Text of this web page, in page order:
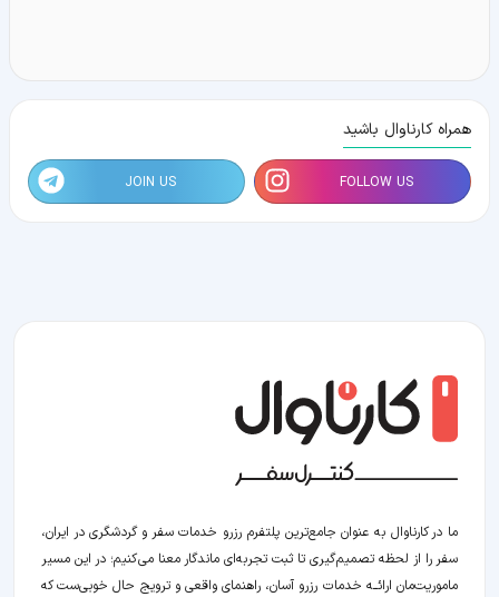
همراه کارناوال باشید
FOLLOW US
JOIN US
ما در کارناوال به عنوان جامع‌ترین پلتفرم رزرو خدمات سفر و گردشگری در ایران،
سفر را از لحظه‌ تصمیم‌گیری تا ثبت تجربه‌ای ماندگار معنا می‌کنیم؛ در این مسیر‍
ماموریت‌مان اراﺋــﻪ خدمات رزرو آسان، راهنمای واقعی و ترویج حال خوبی‌ست که